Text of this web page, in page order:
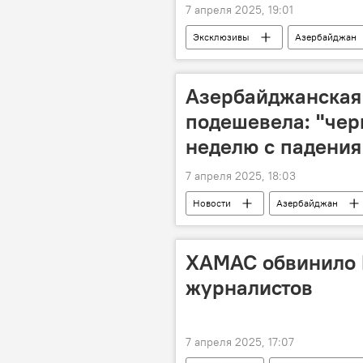
7 апреля 2025, 19:01
Эксклюзивы Азербайджан
Сельское хозяйство
подешевела:
неделю с падения
7 апреля 2025, 18:03
Новости Азербайджан
Добыча нефти
Цена нефти
ХАМАС обвинило
журналистов
7 апреля 2025, 17:07